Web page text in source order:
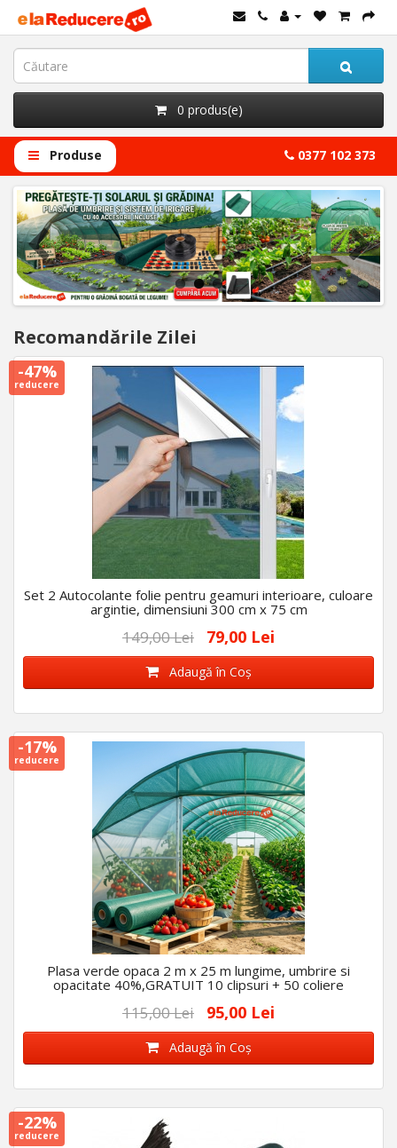
0 produs(e)
Produse 0377 102 373
Recomandările Zilei
-47%
reducere
Set 2 Autocolante folie pentru geamuri interioare, culoare
argintie, dimensiuni 300 cm x 75 cm
149,00 Lei 79,00 Lei
Adaugă în Coş
-17%
reducere
Plasa verde opaca 2 m x 25 m lungime, umbrire si
opacitate 40%,GRATUIT 10 clipsuri + 50 coliere
115,00 Lei 95,00 Lei
Adaugă în Coş
-22%
reducere